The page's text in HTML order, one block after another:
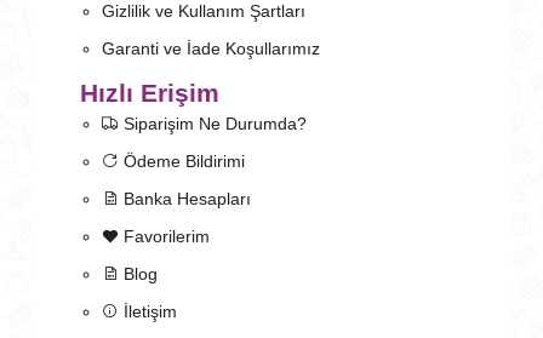
Gizlilik ve Kullanım Şartları
Garanti ve İade Koşullarımız
Hızlı Erişim
Siparişim Ne Durumda?
Ödeme Bildirimi
Banka Hesapları
Favorilerim
Blog
İletişim